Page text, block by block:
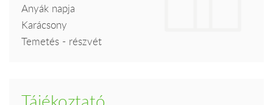
Anyák napja
Karácsony
Temetés - részvét